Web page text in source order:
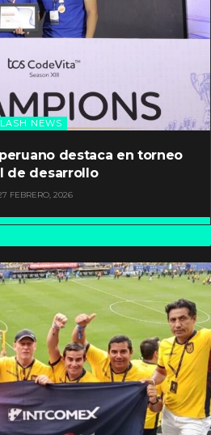
NEWS
destaca en torneo
de desarrollo
FEBRERO, 2026